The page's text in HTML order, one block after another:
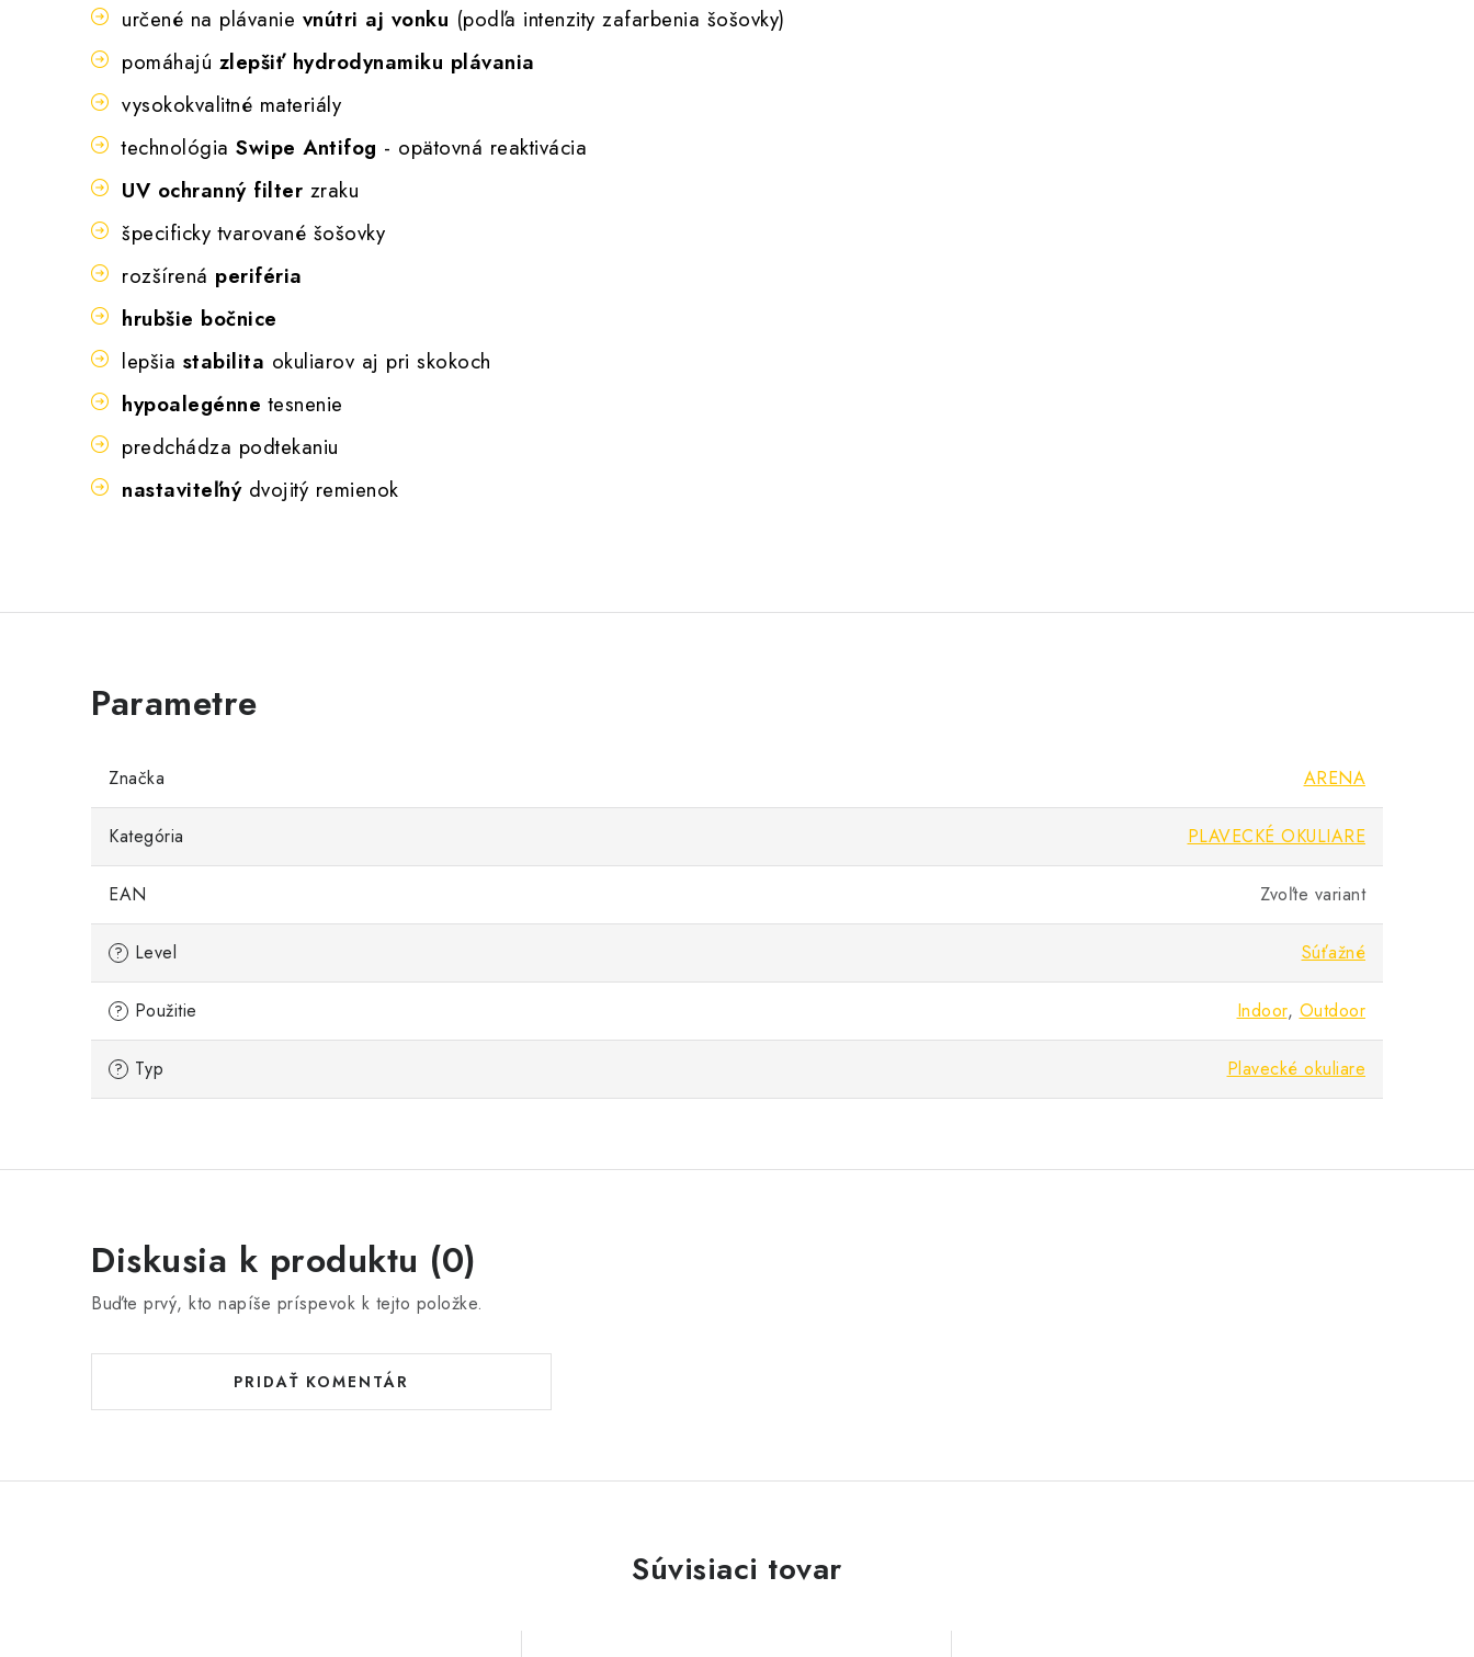
určené na plávanie vnútri aj vonku (podľa intenzity zafarbenia šošovky)
pomáhajú zlepšiť hydrodynamiku plávania
vysokokvalitné materiály
technológia Swipe Antifog - opätovná reaktivácia
UV ochranný filter zraku
špecificky tvarované šošovky
rozšírená periféria
hrubšie bočnice
lepšia stabilita okuliarov aj pri skokoch
hypoalegénne tesnenie
predchádza podtekaniu
nastaviteľnýdvojitý remienok
Značka ARENA
Kategória PLAVECKÉ OKULIARE
EAN Zvoľte variant
? Level Súťažné
? Použitie Indoor, Outdoor
? Typ Plavecké okuliare
Diskusia k produktu (0)
Buďte prvý, kto napíše príspevok k tejto položke.
PRIDAŤ KOMENTÁR
Súvisiaci tovar